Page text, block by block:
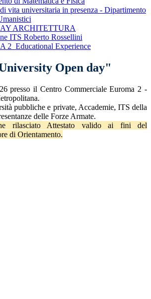
vita universitaria in presenza - Dipartimento
ARCHITETTURA
ITS Roberto Rossellini
2_Educational Experience
Open day"
presso il Centro Commerciale Euroma 2 -
pubbliche e private, Accademie, ITS della
delle Forze Armate.
rilasciato Attestato valido ai fini del
di Orientamento.